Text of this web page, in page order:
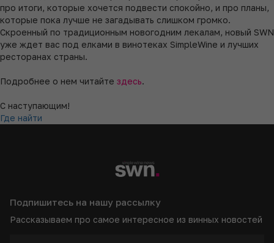
про итоги, которые хочется подвести спокойно, и про планы,
которые пока лучше не загадывать слишком громко.
Скроенный по традиционным новогодним лекалам, новый SWN
уже ждет вас под елками в винотеках SimpleWine и лучших
ресторанах страны.
Подробнее о нем читайте здесь.
С наступающим!
Где найти
Подпишитесь на нашу рассылку
Рассказываем про самое интересное из винных новостей